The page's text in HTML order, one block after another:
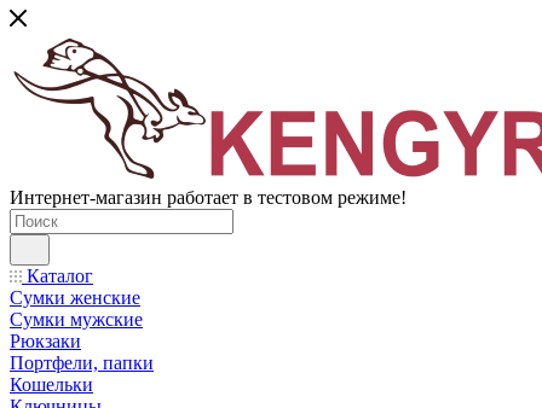
Интернет-магазин работает в тестовом режиме!
Каталог
Сумки женские
Сумки мужские
Рюкзаки
Портфели, папки
Кошельки